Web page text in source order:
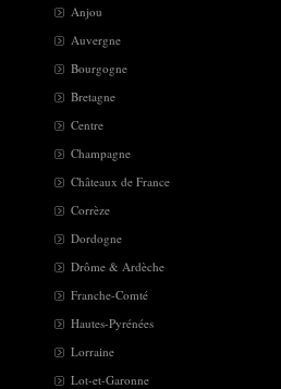
Anjou
Auvergne
Bourgogne
Bretagne
Centre
Champagne
Châteaux de France
Corrèze
Dordogne
Drôme & Ardèche
Franche-Comté
Hautes-Pyrénées
Lorraine
Lot-et-Garonne